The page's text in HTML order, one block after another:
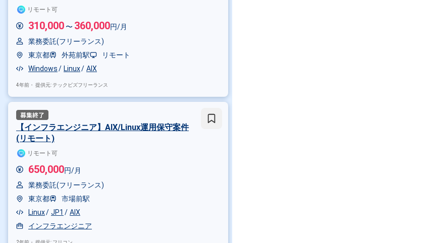
リモート可
310,000 〜 360,000円/月
業務委託(フリーランス)
東京都
外苑前駅
リモート
Windows
Linux AIX
4年前・ 提供元: テックビズフリーランス
【インフラエンジニア】AIX/Linux運用保守案件
(リモート)
リモート可
650,000円/月
業務委託(フリーランス)
東京都
市場前駅
Linux
JP1
AIX
インフラエンジニア